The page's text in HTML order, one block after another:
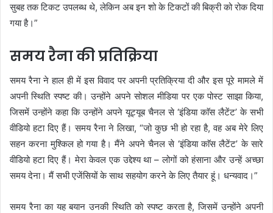
सुबह तक टिकट उपलब्ध थे, लेकिन अब इन शो के टिकटों की बिक्री को रोक दिया
गया है।”
समय रैना की प्रतिक्रिया
समय रैना ने हाल ही में इस विवाद पर अपनी प्रतिक्रिया दी और इस पूरे मामले में
अपनी स्थिति स्पष्ट की। उन्होंने अपने सोशल मीडिया पर एक पोस्ट साझा किया,
जिसमें उन्होंने कहा कि उन्होंने अपने यूट्यूब चैनल से ‘इंडिया काॅस लैटेंट’ के सभी
वीडियो हटा दिए हैं। समय रैना ने लिखा, “जो कुछ भी हो रहा है, वह अब मेरे लिए
सहन करना मुश्किल हो गया है। मैंने अपने चैनल से ‘इंडिया काॅस लैटेंट’ के सारे
वीडियो हटा दिए हैं। मेरा केवल एक उद्देश्य था – लोगों को हंसाना और उन्हें अच्छा
समय देना। मैं सभी एजेंसियों के साथ सहयोग करने के लिए तैयार हूं। धन्यवाद।”
समय रैना का यह बयान उनकी स्थिति को स्पष्ट करता है, जिसमें उन्होंने अपनी